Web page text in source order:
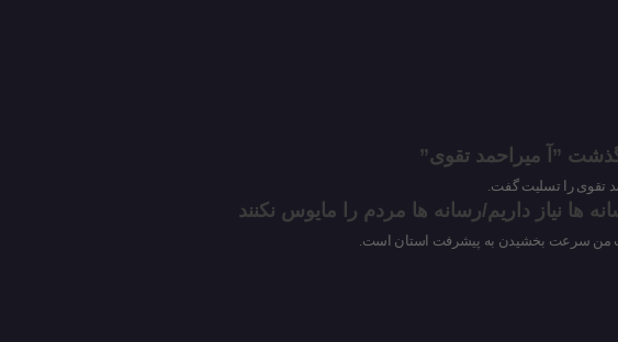
”آ میراحمد تقوی”
تقوی را تسلیت گفت.
ها نیاز داریم/رسانه ها مردم را مایوس نکنند
من سرعت بخشیدن به پیشرفت استان است.